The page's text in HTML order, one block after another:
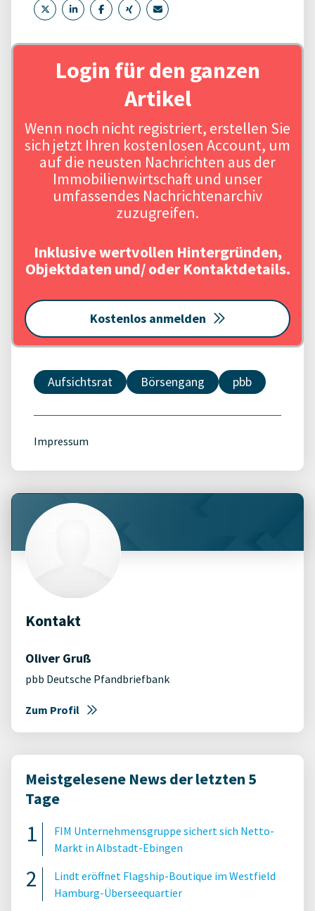
Login für den ganzen
Artikel
Wenn noch nicht registriert, erstellen Sie
sich jetzt Ihren kostenlosen Account, um
auf die neusten Nachrichten aus der
Immobilienwirtschaft und unser
umfassendes Nachrichtenarchiv
zuzugreifen.
Inklusive wertvollen Hintergründen,
Objektdaten und/ oder Kontaktdetails.
Kostenlos anmelden
Aufsichtsrat Börsengang pbb
Impressum
Kontakt
Oliver Gruß
pbb Deutsche Pfandbriefbank
Zum Profil
Meistgelesene News der letzten 5
Tage
FIM Unternehmensgruppe sichert sich Netto-
Markt in Albstadt-Ebingen
Lindt eröffnet Flagship-Boutique im Westfield
Hamburg-Überseequartier